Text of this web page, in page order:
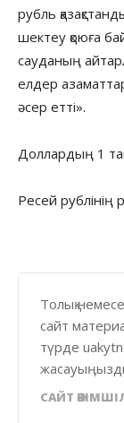
рубль
шектеу қоюға
сауданың
елдер
әсер етті».
Доллардың 1
Ресей
Толық
сайт
түрде
САЙТ